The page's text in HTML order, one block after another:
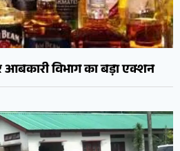
आबकारी विभाग का बड़ा एक्शन